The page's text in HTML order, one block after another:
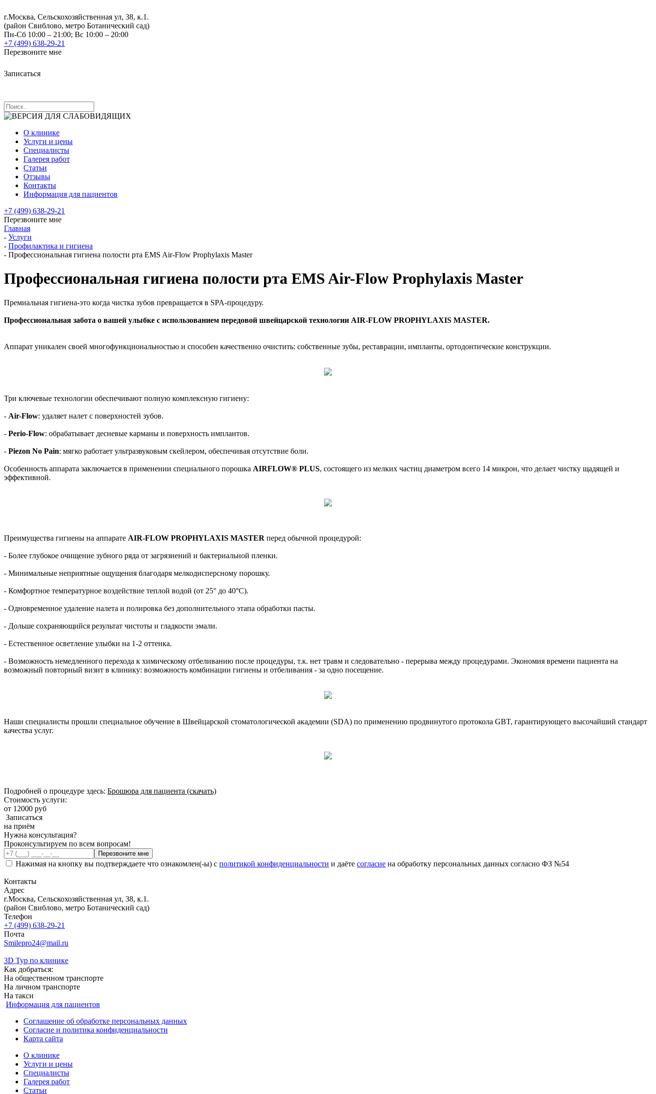
г.Москва, Сельскохозяйственная ул, 38, к.1.
(район Свиблово, метро Ботанический сад)
Пн-Сб 10:00 – 21:00; Вс 10:00 – 20:00
+7 (499) 638-29-21
Перезвоните мне
Записаться
О клинике
Услуги и цены
Специалисты
Галерея работ
Статьи
Отзывы
Контакты
Информация для пациентов
+7 (499) 638-29-21
Перезвоните мне
Главная
- Услуги
- Профилактика и гигиена
- Профессиональная гигиена полости рта EMS Air-Flow Prophylaxis Master
Профессиональная гигиена полости рта EMS Air-Flow Prophylaxis Master
Премиальная гигиена-это когда чистка зубов превращается в SPA-процедуру.
Профессиональная забота о вашей улыбке с использованием передовой швейцарской технологии AIR-FLOW PROPHYLAXIS MASTER.
Аппарат уникален своей многофункциональностью и способен качественно очистить: собственные зубы, реставрации, импланты, ортодонтические конструкции.
Три ключевые технологии обеспечивают полную комплексную гигиену:
- Air-Flow: удаляет налет с поверхностей зубов.
- Perio-Flow: обрабатывает десневые карманы и поверхность имплантов.
- Piezon No Pain: мягко работает ультразвуковым скейлером, обеспечивая отсутствие боли.
Особенность аппарата заключается в применении специального порошка AIRFLOW® PLUS, состоящего из мелких частиц диаметром всего 14 микрон, что делает чистку щадящей и
эффективной.
Преимущества гигиены на аппарате AIR-FLOW PROPHYLAXIS MASTER перед обычной процедурой:
- Более глубокое очищение зубного ряда от загрязнений и бактериальной пленки.
- Минимальные неприятные ощущения благодаря мелкодисперсному порошку.
- Комфортное температурное воздействие теплой водой (от 25° до 40°C).
- Одновременное удаление налета и полировка без дополнительного этапа обработки пасты.
- Дольше сохраняющийся результат чистоты и гладкости эмали.
- Естественное осветление улыбки на 1-2 оттенка.
- Возможность немедленного перехода к химическому отбеливанию после процедуры, т.к. нет травм и следовательно - перерыва между процедурами. Экономия времени пациента на
возможный повторный визит в клинику: возможность комбинации гигиены и отбеливания - за одно посещение.
Наши специалисты прошли специальное обучение в Швейцарской стоматологической академии (SDA) по применению продвинутого протокола GBT, гарантирующего высочайший стандарт
качества услуг.
Подробней о процедуре здесь: Брошюра для пациента (скачать)
Стоимость услуги:
от 12000 руб
Записаться
на приём
Нужна консультация?
Проконсультируем по всем вопросам!
Нажимая на кнопку вы подтверждаете что ознакомлен(-ы) с политикой конфиденциальности и даёте согласие на обработку персональных данных согласно ФЗ №54
Контакты
Адрес
г.Москва, Сельскохозяйственная ул, 38, к.1.
(район Свиблово, метро Ботанический сад)
Телефон
+7 (499) 638-29-21
Почта
Smilepro24@mail.ru
3D Тур по клинике
Как добраться:
На общественном транспорте
На личном транспорте
На такси
Информация для пациентов
Соглашение об обработке персональных данных
Согласие и политика конфиденциальности
Карта сайта
О клинике
Услуги и цены
Специалисты
Галерея работ
Статьи